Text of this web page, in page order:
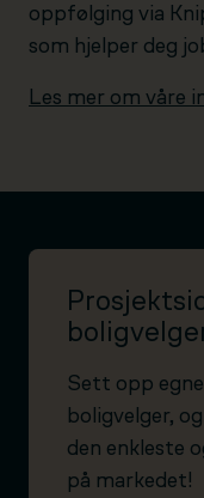
oppfølging via
som hjelper deg
Les mer om våre
Sett opp
boligvelger,
den enkleste
på markedet!